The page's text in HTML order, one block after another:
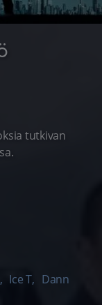
tutkivan
, Ice T, Dann